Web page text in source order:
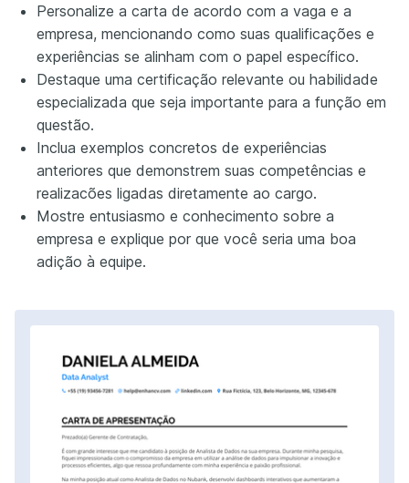
Personalize a carta de acordo com a vaga e a
empresa, mencionando como suas qualificações e
experiências se alinham com o papel específico.
Destaque uma certificação relevante ou habilidade
especializada que seja importante para a função em
questão.
Inclua exemplos concretos de experiências
anteriores que demonstrem suas competências e
realizacões ligadas diretamente ao cargo.
Mostre entusiasmo e conhecimento sobre a
empresa e explique por que você seria uma boa
adição à equipe.